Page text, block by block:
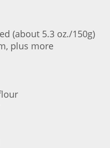
(about 5.3 oz./150g)
plus more